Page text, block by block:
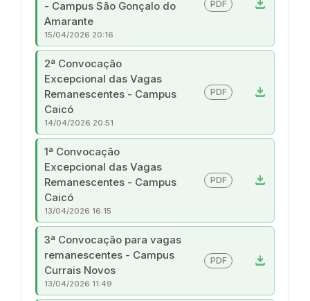
- Campus São Gonçalo do
Amarante
download
PDF
15/04/2026 20:16
2ª Convocação
Excepcional das Vagas
Remanescentes - Campus
Caicó
download
PDF
14/04/2026 20:51
1ª Convocação
Excepcional das Vagas
Remanescentes - Campus
Caicó
download
PDF
13/04/2026 16:15
3ª Convocação para vagas
remanescentes - Campus
Currais Novos
download
PDF
13/04/2026 11:49